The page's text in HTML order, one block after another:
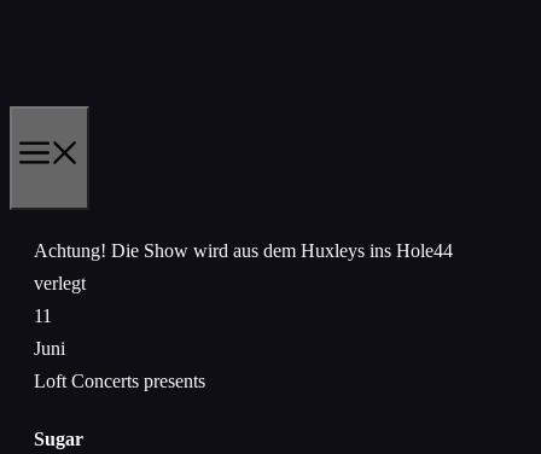
Achtung! Die Show wird aus dem Huxleys ins Hole44
verlegt
11
Juni
Loft Concerts presents
Sugar